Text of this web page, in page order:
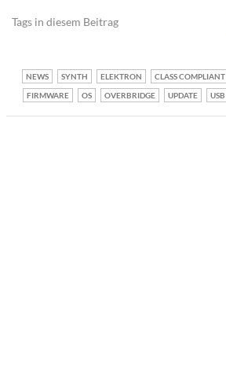
Tags in diesem Beitrag
NEWS SYNTH ELEKTRON CLASS COMPLIANT
FIRMWARE
OS OVERBRIDGE UPDATE USB